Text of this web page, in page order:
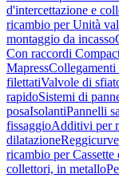
d'intercettazione e
ricambio per Unità
montaggio da incasso
Con raccordi
MapressCollegamenti
filettatiValvole di
rapidoSistemi di
posaIsolantiPannelli
fissaggioAdditivi per
dilatazioneReggicurve
ricambio per
collettori, in metallo